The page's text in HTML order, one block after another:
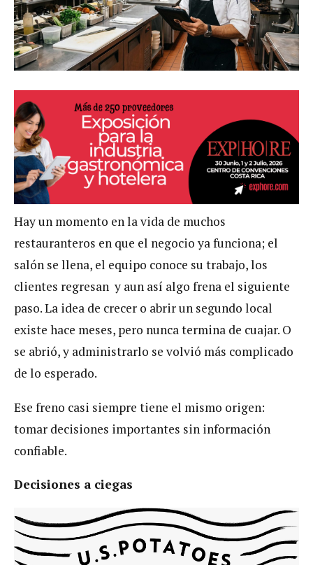
Hay un momento en la vida de muchos
restauranteros en que el negocio ya funciona; el
salón se llena, el equipo conoce su trabajo, los
clientes regresan y aun así algo frena el siguiente
paso. La idea de crecer o abrir un segundo local
existe hace meses, pero nunca termina de cuajar. O
se abrió, y administrarlo se volvió más complicado
de lo esperado.
Ese freno casi siempre tiene el mismo origen:
tomar decisiones importantes sin información
confiable.
Decisiones a ciegas